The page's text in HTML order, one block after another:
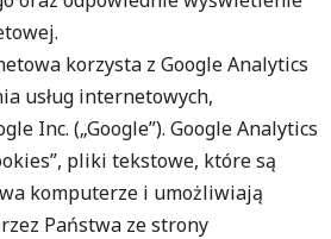
korzysta z Google Analytics
usług internetowych,
Inc. („Google”). Google Analytics
pliki tekstowe, które są
komputerze i umożliwiają
Państwa ze strony